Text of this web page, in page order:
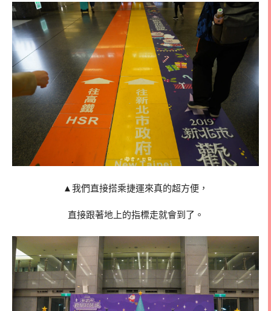
▲我們直接搭乘捷運來真的超方便，
直接跟著地上的指標走就會到了。